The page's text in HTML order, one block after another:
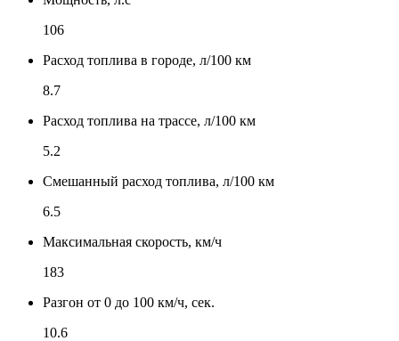
106
Расход топлива в городе, л/100 км
8.7
Расход топлива на трассе, л/100 км
5.2
Смешанный расход топлива, л/100 км
6.5
Максимальная скорость, км/ч
183
Разгон от 0 до 100 км/ч, сек.
10.6